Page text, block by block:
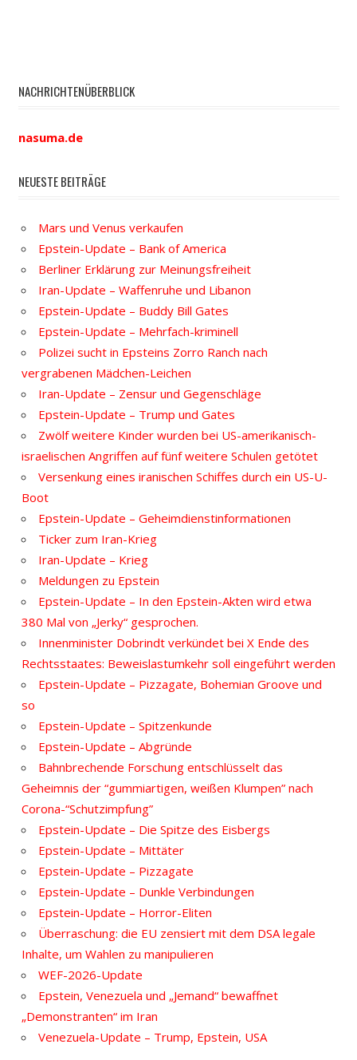
NACHRICHTENÜBERBLICK
nasuma.de
NEUESTE BEITRÄGE
Mars und Venus verkaufen
Epstein-Update – Bank of America
Berliner Erklärung zur Meinungsfreiheit
Iran-Update – Waffenruhe und Libanon
Epstein-Update – Buddy Bill Gates
Epstein-Update – Mehrfach-kriminell
Polizei sucht in Epsteins Zorro Ranch nach
vergrabenen Mädchen-Leichen
Iran-Update – Zensur und Gegenschläge
Epstein-Update – Trump und Gates
Zwölf weitere Kinder wurden bei US-amerikanisch-
israelischen Angriffen auf fünf weitere Schulen getötet
Versenkung eines iranischen Schiffes durch ein US-U-
Boot
Epstein-Update – Geheimdienstinformationen
Ticker zum Iran-Krieg
Iran-Update – Krieg
Meldungen zu Epstein
Epstein-Update – In den Epstein-Akten wird etwa
380 Mal von „Jerky“ gesprochen.
Innenminister Dobrindt verkündet bei X Ende des
Rechtsstaates: Beweislastumkehr soll eingeführt werden
Epstein-Update – Pizzagate, Bohemian Groove und
so
Epstein-Update – Spitzenkunde
Epstein-Update – Abgründe
Bahnbrechende Forschung entschlüsselt das
Geheimnis der “gummiartigen, weißen Klumpen” nach
Corona-“Schutzimpfung”
Epstein-Update – Die Spitze des Eisbergs
Epstein-Update – Mittäter
Epstein-Update – Pizzagate
Epstein-Update – Dunkle Verbindungen
Epstein-Update – Horror-Eliten
Überraschung: die EU zensiert mit dem DSA legale
Inhalte, um Wahlen zu manipulieren
WEF-2026-Update
Epstein, Venezuela und „Jemand“ bewaffnet
„Demonstranten“ im Iran
Venezuela-Update – Trump, Epstein, USA